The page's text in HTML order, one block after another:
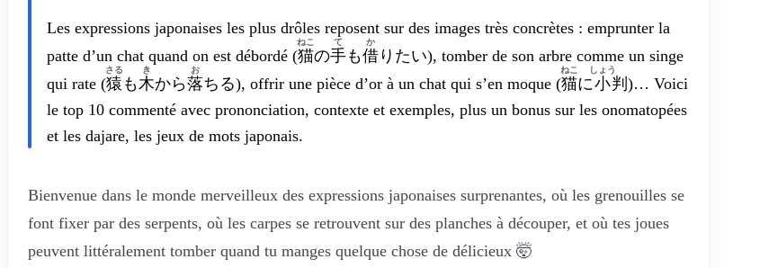
Les expressions japonaises les plus drôles reposent sur des images très concrètes : emprunter la
patte d’un chat quand on est débordé (猫
ねこ
の手
て
も借
か
りたい), tomber de son arbre comme un singe
qui rate (猿
さる
も木
き
から落
お
ちる), offrir une pièce d’or à un chat qui s’en moque (猫
ねこ
に小
しょう
判)… Voici
le top 10 commenté avec prononciation, contexte et exemples, plus un bonus sur les onomatopées
et les dajare, les jeux de mots japonais.
Bienvenue dans le monde merveilleux des expressions japonaises surprenantes, où les grenouilles se
font fixer par des serpents, où les carpes se retrouvent sur des planches à découper, et où tes joues
peuvent littéralement tomber quand tu manges quelque chose de délicieux 🤯